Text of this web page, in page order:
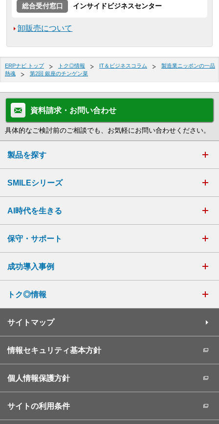
総合受付窓口
インサイドビジネスセンター
卸販売について
ERPナビ トップ トク◎情報 IT＆ビジネスコラム
製造業ニッポンの一品
熱魂
第2回 銀座のチンゲン菜
資料請求・お問い合わせ
具体的なご検討前のご相談でも、お気軽にお問い合わせください。
製品を探す
SMILEシリーズ
AI時代を生きる
保守・サポート
成功導入事例
トク◎情報
サイトマップ
情報セキュリティ基本方針
個人情報保護方針
サイトの利用条件